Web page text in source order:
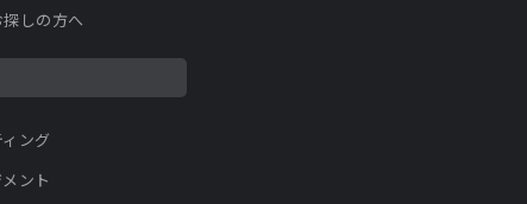
しの方へ
ング
ント